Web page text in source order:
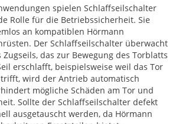
spielen Schlaffseilschalter
Rolle für die Betriebssicherheit. Sie
an kompatiblen Hörmann
Der Schlaffseilschalter überwacht
das zur Bewegung des Torblatts
erschlafft, beispielsweise weil das Tor
wird der Antrieb automatisch
mögliche Schäden am Tor und
Sollte der Schlaffseilschalter defekt
ausgetauscht werden, da Hörmann